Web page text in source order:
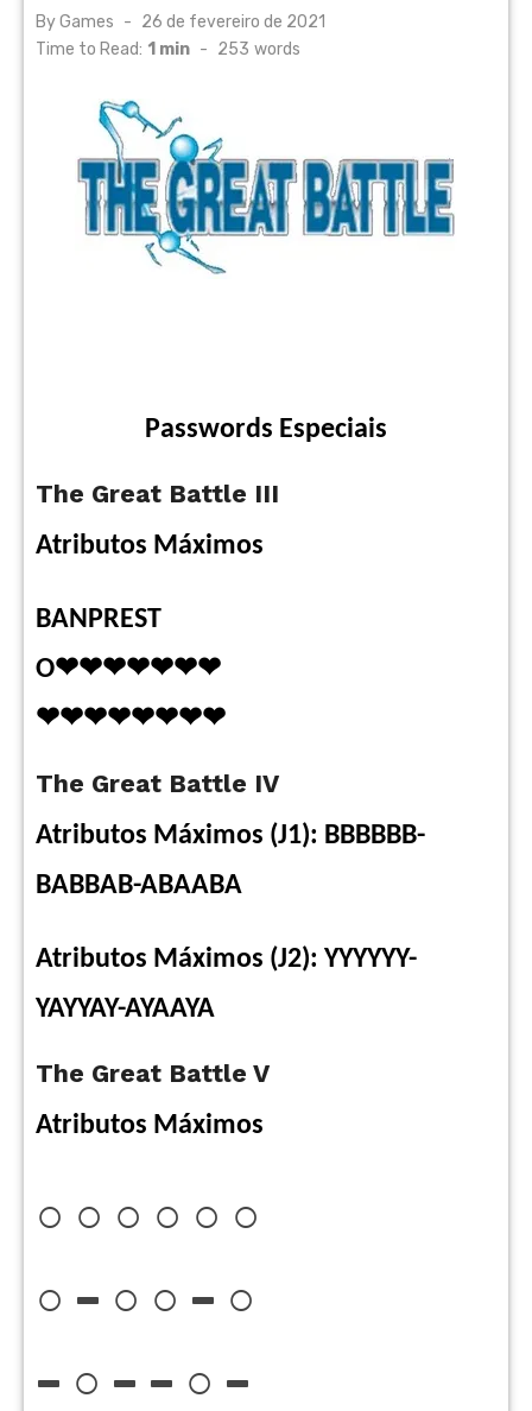
ByGames
Posted
on
26 de fevereiro de 2021
Time to Read: 1 min - 253 words
Passwords Especiais
The Great Battle III
Atributos Máximos
BANPREST
O❤❤❤❤❤❤❤
❤❤❤❤❤❤❤❤
The Great Battle IV
Atributos Máximos (J1): BBBBBB-
BABBAB-ABAABA
Atributos Máximos (J2): YYYYYY-
YAYYAY-AYAAYA
The Great Battle V
Atributos Máximos
○ ○ ○ ○ ○ ○
○ – ○ ○ – ○
– ○ – – ○ –